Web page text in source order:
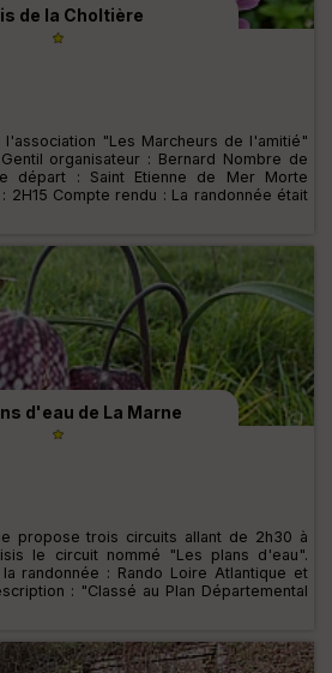
de la Choltière
l'association "Les Marcheurs de l'amitié"
organisateur : Bernard Nombre de
départ : Saint Etienne de Mer Morte
2H15 Compte rendu : La randonnée était
d'eau de La Marne
propose trois circuits allant de 2h30 à
le circuit nommé "Les plans d'eau".
randonnée : Rando Loire Atlantique et
: "Classé au Plan Départemental